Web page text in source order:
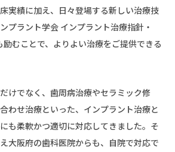
実績に加え、日々登場する新しい治療技
プラント学会 インプラント治療指針・
むことで、よりよい治療をご提供できる
けでなく、歯周病治療やセラミック修
わせ治療といった、インプラント治療と
も柔軟かつ適切に対応してきました。そ
大阪府の歯科医院からも、自院で対応で